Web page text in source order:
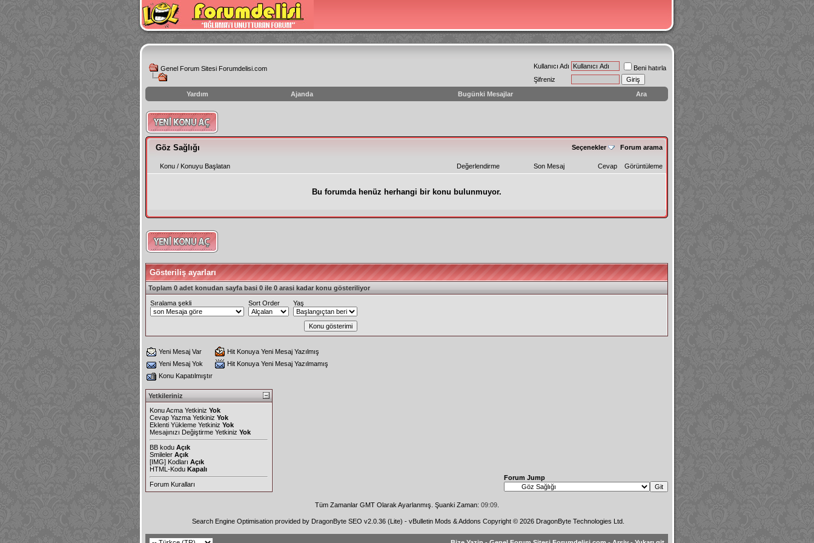
Genel Forum Sitesi Forumdelisi.com Kullanıcı Adı
Beni hatırla
Şifreniz
Yardım
Ajanda Bugünki Mesajlar Ara
instagram
izlenme
hilesi
Göz Sağlığı
Seçenekler Forum arama
Değerlendirme
Konu / Konuyu Başlatan Son Mesaj Cevap Görüntüleme
Bu forumda henüz herhangi bir konu bulunmuyor.
Gösteriliş ayarları
Toplam 0 adet konudan sayfa basi 0 ile 0 arasi kadar konu gösteriliyor
Sıralama şekli Sort Order Yaş
Yeni Mesaj Var
Hit Konuya Yeni Mesaj Yazılmış
Yeni Mesaj Yok
Hit Konuya Yeni Mesaj Yazılmamış
Konu Kapatılmıştır
Yetkileriniz
Konu Acma Yetkiniz Yok
Cevap Yazma Yetkiniz Yok
Eklenti Yükleme Yetkiniz Yok
Mesajınızı Değiştirme Yetkiniz Yok
BB kodu Açık
Smileler Açık
[IMG] Kodları Açık
HTML-Kodu Kapalı
Forum Kuralları
Forum Jump
Tüm Zamanlar GMT Olarak Ayarlanmış. Şuanki Zaman: 09:09.
Search Engine Optimisation provided by DragonByte SEO v2.0.36 (Lite) - vBulletin Mods & Addons Copyright © 2026 DragonByte Technologies Ltd.